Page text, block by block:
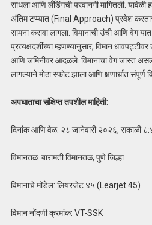
साधला आणि लँडिंगची परवानगी मागितली. यावेळी
अंतिम टप्प्यात (Final Approach) प्रवेश
सामना करावा लागला. विमानाची उंची आणि वेग
प्रत्यक्षदर्शींच्या म्हणण्यानुसार, विमान
आणि जमिनीवर आदळले. विमानाचा वेग जास्त
लागल्याने मोठा स्फोट झाला आणि क्षणार्धात संपूर्ण
अपघाताचा संक्षिप्त तपशीलमाहिती:
दिनांक आणि वेळ: २८ जानेवारी २०२६, सकाळी
विमानतळ: बारामती विमानतळ, पुणे जिल्हा
विमानाचे मॉडेल: लियरजेट ४५ (Learjet 45)
विमान नोंदणी क्रमांक: VT-SSK